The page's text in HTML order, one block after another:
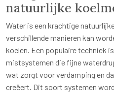
natuurlijke
Water is een krachtige
verschillende manieren kan
koelen. Een populaire techniek
mistsystemen die fijne
wat zorgt voor verdamping en
creëert. Dit soort systemen